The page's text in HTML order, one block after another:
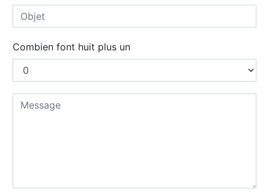
Combien font huit plus un